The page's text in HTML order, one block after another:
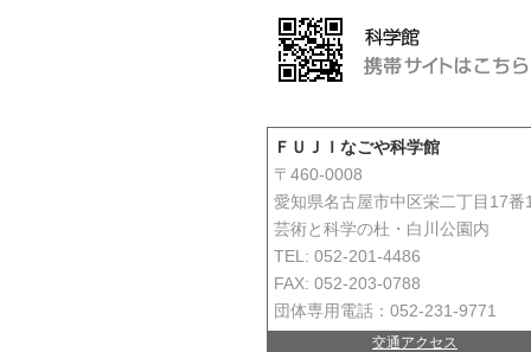
ＦＵＪＩなごや科学館
〒460-0008
愛知県名古屋市中区栄二丁目17番
芸術と科学の杜・白川公園内
TEL: 052-201-4486
FAX: 052-203-0788
団体専用電話：052-231-9771
交通アクセス